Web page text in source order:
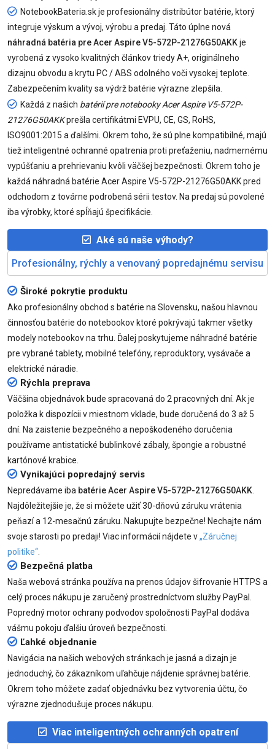
NotebookBateria.sk je profesionálny distribútor batérie, ktorý
integruje výskum a vývoj, výrobu a predaj. Táto úplne nová
náhradná batéria pre Acer Aspire V5-572P-21276G50AKKje
vyrobená z vysoko kvalitných článkov triedy A+, originálneho
dizajnu obvodu a krytu PC / ABS odolného voči vysokej teplote.
Zabezpečením kvality sa výdrž batérie výrazne zlepšila.
Každá z našich batérií pre notebooky Acer Aspire V5-572P-
21276G50AKKprešla certifikátmi EVPU, CE, GS, RoHS,
ISO9001:2015 a ďalšími. Okrem toho, že sú plne kompatibilné, majú
tiež inteligentné ochranné opatrenia proti preťaženiu, nadmernému
vypúšťaniu a prehrievaniu kvôli väčšej bezpečnosti. Okrem toho je
každá náhradná batérie Acer Aspire V5-572P-21276G50AKK pred
odchodom z továrne podrobená sérii testov. Na predaj sú povolené
iba výrobky, ktoré spĺňajú špecifikácie.
Aké sú naše výhody?
Profesionálny, rýchly a venovaný popredajnému servisu
Široké pokrytie produktu
Ako profesionálny obchod s batérie na Slovensku, našou hlavnou
činnosťou batérie do notebookov ktoré pokrývajú takmer všetky
modely notebookov na trhu. Ďalej poskytujeme náhradné batérie
pre vybrané tablety, mobilné telefóny, reproduktory, vysávače a
elektrické náradie.
Rýchla preprava
Väčšina objednávok bude spracovaná do 2 pracovných dní. Ak je
položka k dispozícii v miestnom vklade, bude doručená do 3 až 5
dní. Na zaistenie bezpečného a nepoškodeného doručenia
používame antistatické bublinkové zábaly, špongie a robustné
kartónové krabice.
Vynikajúci popredajný servis
Nepredávame iba batérie Acer Aspire V5-572P-21276G50AKK
Najdôležitejšie je, že si môžete užiť 30-dňovú záruku vrátenia
peňazí a 12-mesačnú záruku. Nakupujte bezpečne! Nechajte nám
svoje starosti po predaji! Viac informácií nájdete v„Záručnej
politike“
Bezpečná platba
Naša webová stránka používa na prenos údajov šifrovanie HTTPS a
celý proces nákupu je zaručený prostredníctvom služby PayPal.
Popredný motor ochrany podvodov spoločnosti PayPal dodáva
vášmu pokoju ďalšiu úroveň bezpečnosti.
Ľahké objednanie
Navigácia na našich webových stránkach je jasná a dizajn je
jednoduchý, čo zákazníkom uľahčuje nájdenie správnej batérie.
Okrem toho môžete zadať objednávku bez vytvorenia účtu, čo
výrazne zjednodušuje proces nákupu.
Viac inteligentných ochranných opatrení